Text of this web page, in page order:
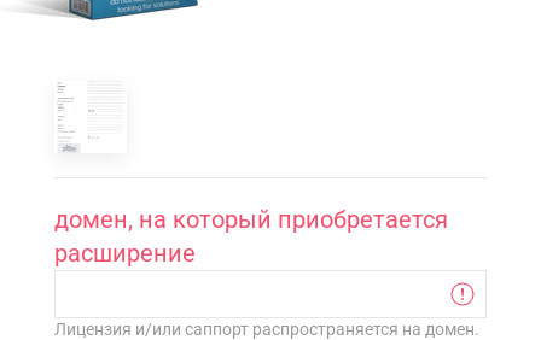
домен, на который приобретается
расширение
Лицензия и/или саппорт распространяется на домен.